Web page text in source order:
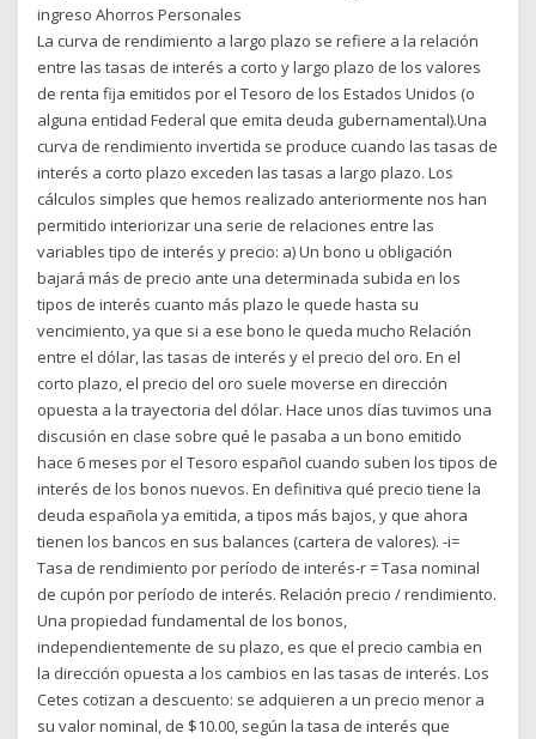
ingreso Ahorros Personales
La curva de rendimiento a largo plazo se refiere a la relación
entre las tasas de interés a corto y largo plazo de los valores
de renta fija emitidos por el Tesoro de los Estados Unidos (o
alguna entidad Federal que emita deuda gubernamental).Una
curva de rendimiento invertida se produce cuando las tasas de
interés a corto plazo exceden las tasas a largo plazo. Los
cálculos simples que hemos realizado anteriormente nos han
permitido interiorizar una serie de relaciones entre las
variables tipo de interés y precio: a) Un bono u obligación
bajará más de precio ante una determinada subida en los
tipos de interés cuanto más plazo le quede hasta su
vencimiento, ya que si a ese bono le queda mucho Relación
entre el dólar, las tasas de interés y el precio del oro. En el
corto plazo, el precio del oro suele moverse en dirección
opuesta a la trayectoria del dólar. Hace unos días tuvimos una
discusión en clase sobre qué le pasaba a un bono emitido
hace 6 meses por el Tesoro español cuando suben los tipos de
interés de los bonos nuevos. En definitiva qué precio tiene la
deuda española ya emitida, a tipos más bajos, y que ahora
tienen los bancos en sus balances (cartera de valores). -i=
Tasa de rendimiento por período de interés-r = Tasa nominal
de cupón por período de interés. Relación precio / rendimiento.
Una propiedad fundamental de los bonos,
independientemente de su plazo, es que el precio cambia en
la dirección opuesta a los cambios en las tasas de interés. Los
Cetes cotizan a descuento: se adquieren a un precio menor a
su valor nominal, de $10.00, según la tasa de interés que